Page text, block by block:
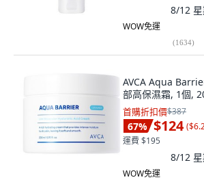
8/12
WOW免運
(1634)
AVCA Aqua
部高保濕霜, 1個,
首購折扣價$387
67% $124 (
運費 $195
8/12
WOW免運